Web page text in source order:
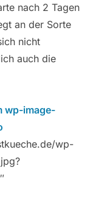
nach 2 Tagen
an der Sorte
nicht
auch die
wp-image-
wp-